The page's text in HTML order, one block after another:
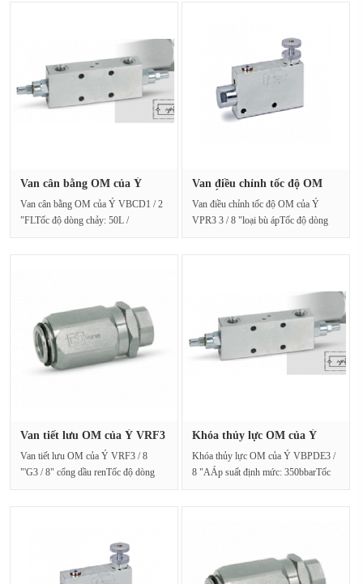
Van cân bằng OM của Ý
Van cân bằng OM của Ý VBCD1 / 2
"FLTốc độ dòng chảy: 50L /
Van điều chỉnh tốc độ OM
Van điều chỉnh tốc độ OM của Ý
VPR3 3 / 8 "loại bù ápTốc độ dòng
Van tiết lưu OM của Ý VRF3
Van tiết lưu OM của Ý VRF3 / 8
"'G3 / 8" cổng dầu renTốc độ dòng
Khóa thủy lực OM của Ý
Khóa thủy lực OM của Ý VBPDE3 /
8 "AÁp suất định mức: 350bbarTốc